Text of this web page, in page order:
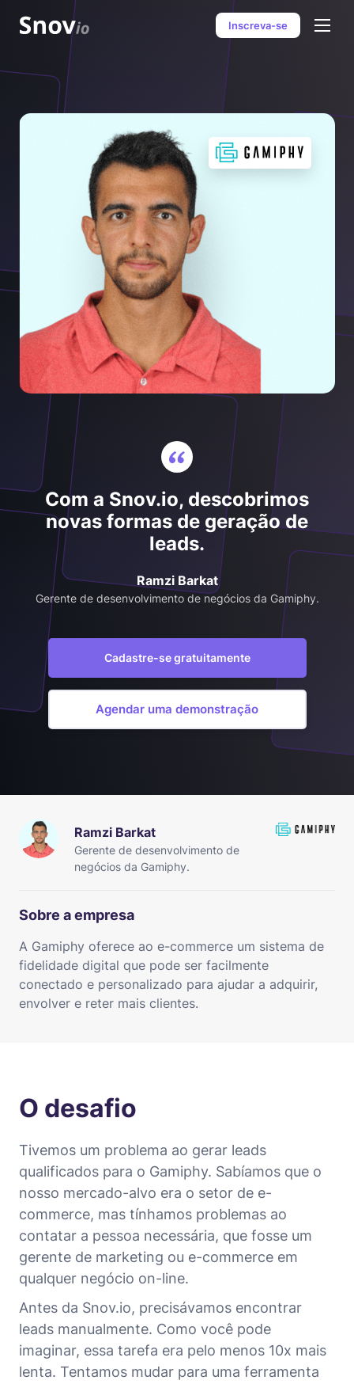
Inscreva-se
Com a Snov.io, descobrimos
novas formas de geração de
leads.
Ramzi Barkat
Gerente de desenvolvimento de negócios da Gamiphy.
Cadastre-se gratuitamente
Agendar uma demonstração
Ramzi Barkat
Gerente de desenvolvimento de
negócios da Gamiphy.
Sobre a empresa
A Gamiphy oferece ao e-commerce um sistema de
fidelidade digital que pode ser facilmente
conectado e personalizado para ajudar a adquirir,
envolver e reter mais clientes.
O desafio
Tivemos um problema ao gerar leads
qualificados para o Gamiphy. Sabíamos que o
nosso mercado-alvo era o setor de e-
commerce, mas tínhamos problemas ao
contatar a pessoa necessária, que fosse um
gerente de marketing ou e-commerce em
qualquer negócio on-line.
Antes da Snov.io, precisávamos encontrar
leads manualmente. Como você pode
imaginar, essa tarefa era pelo menos 10x mais
lenta. Tentamos mudar para uma ferramenta